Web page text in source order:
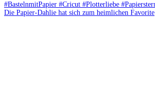
Die Papier-Dahlie hat sich zum heimlichen Favorite